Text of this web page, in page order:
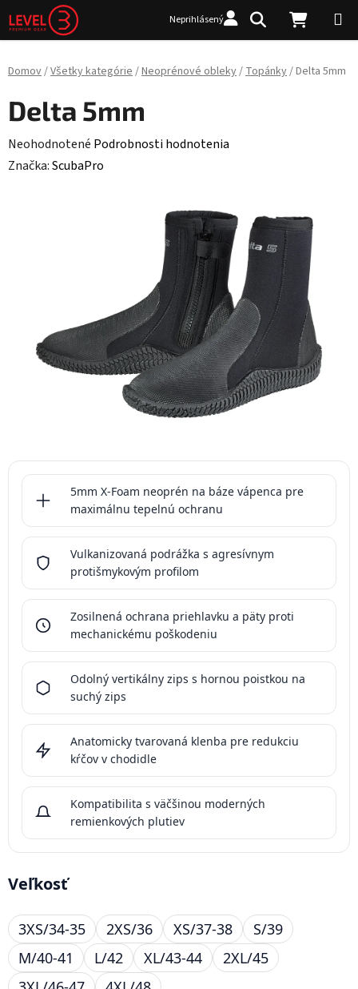
Prejsť na obsah
Neprihlásený Hľadať
Domov/Všetky kategórie/Neoprénové obleky/Topánky/Delta 5mm
5mm X-Foam neoprén na báze vápenca pre
maximálnu tepelnú ochranu
Vulkanizovaná podrážka s agresívnym
protišmykovým profilom
Zosilnená ochrana priehlavku a päty proti
mechanickému poškodeniu
Odolný vertikálny zips s hornou poistkou na
suchý zips
Anatomicky tvarovaná klenba pre redukciu
kŕčov v chodidle
Kompatibilita s väčšinou moderných
remienkových plutiev
Veľkosť
3XS/34-35 2XS/36 XS/37-38
S/39
M/40-41
L/42 XL/43-44
2XL/45
Delta 5mm
Priemerné hodnotenie produktu je 0,0 z 5 hviezdičiek.
Neohodnotené Podrobnosti hodnotenia
Značka:ScubaPro